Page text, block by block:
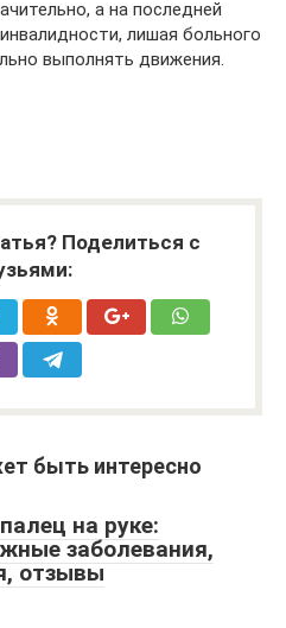
а на последней
лишая больного
выполнять движения.
Поделиться с
быть интересно
на руке:
заболевания,
отзывы